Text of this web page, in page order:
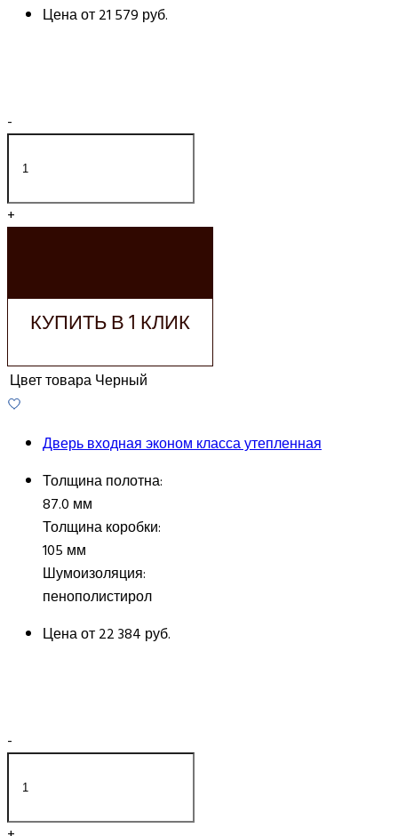
Цена от21 579 руб.
-
+
КУПИТЬ В 1 КЛИК
Цвет товараЧерный
Дверь входная эконом класса утепленная
Толщина полотна:
87.0 мм
Толщина коробки:
105 мм
Шумоизоляция:
пенополистирол
Цена от22 384 руб.
-